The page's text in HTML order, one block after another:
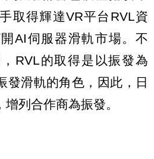
取得輝達VR平台RVL資
AI伺服器滑軌市場。不
RVL的取得是以振發為
發滑軌的角色，因此，日
列合作商為振發。